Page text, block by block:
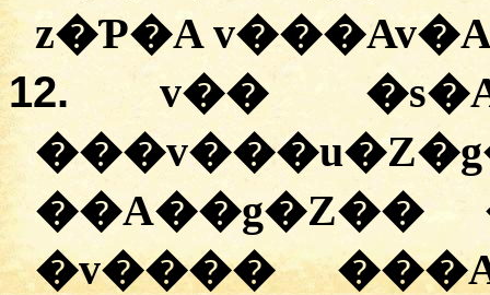
z�Ƥ�A
12.
v��
�v����